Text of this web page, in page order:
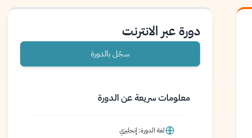
دورة عبر الانترنت
سجّل بالدورة
معلومات سريعة عن الدورة
لغة الدورة: إنجليزي